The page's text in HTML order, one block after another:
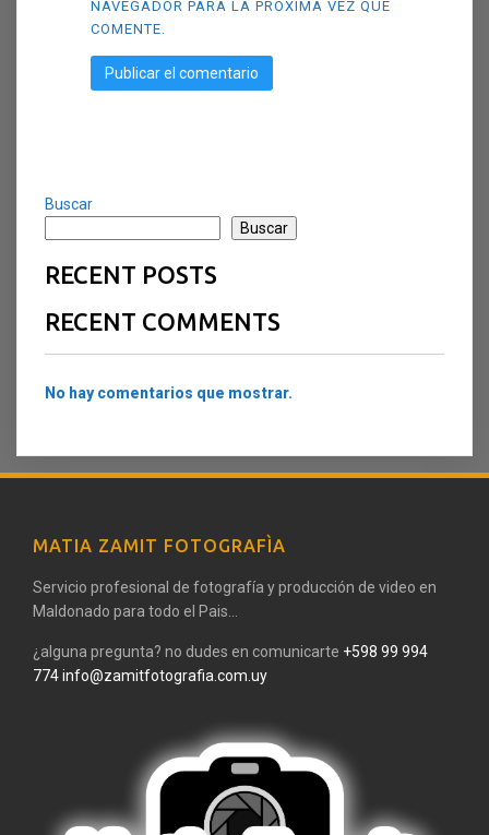
NAVEGADOR PARA LA PRÓXIMA VEZ QUE
COMENTE.
Buscar
Buscar
RECENT POSTS
RECENT COMMENTS
No hay comentarios que mostrar.
MATIA ZAMIT FOTOGRAFÌA
Servicio profesional de fotografía y producción de video en
Maldonado para todo el Pais...
¿alguna pregunta? no dudes en comunicarte +598 99 994
774info@zamitfotografia.com.uy